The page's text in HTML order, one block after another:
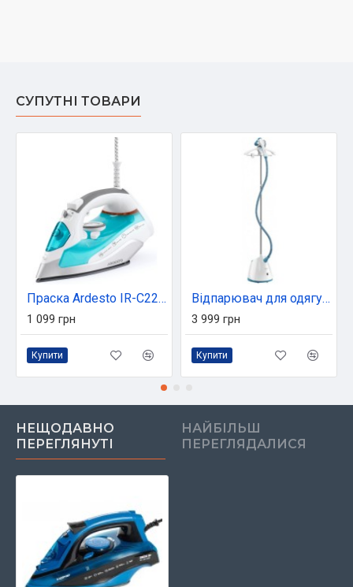
СУПУТНІ ТОВАРИ
Праска Ardesto IR-C2228-TQ/2200Вт/280мл/пар/ самоочищення /антикапля /керам (IR-C2228-TQ)
1 099 грн
Купити
Відпарювач для одягу Tefal IT2460E0
3 999 грн
Купити
НЕЩОДАВНО
ПЕРЕГЛЯНУТІ
НАЙБІЛЬШ
ПЕРЕГЛЯДАЛИСЯ